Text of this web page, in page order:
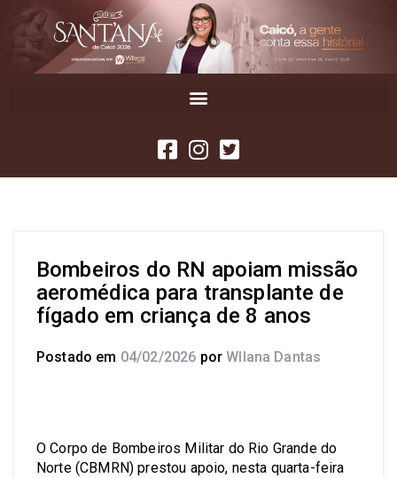
Bombeiros do RN apoiam missão
aeromédica para transplante de
fígado em criança de 8 anos
Postado em 04/02/2026 por Wllana Dantas
O Corpo de Bombeiros Militar do Rio Grande do
Norte (CBMRN) prestou apoio, nesta quarta-feira